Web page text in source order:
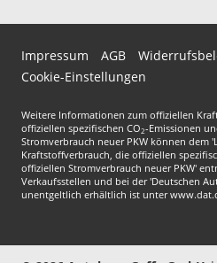
Impressum AGB
Cookie-Einstellungen
Weitere Informationen zum offiziellen
offiziellen spezifischen CO2-Emissionen
Stromverbrauch neuer PKW können dem
Kraftstoffverbrauch, die offiziellen
offiziellen Stromverbrauch neuer PKW'
Verkaufsstellen und bei der 'Deutschen
unentgeltlich erhältlich ist unter